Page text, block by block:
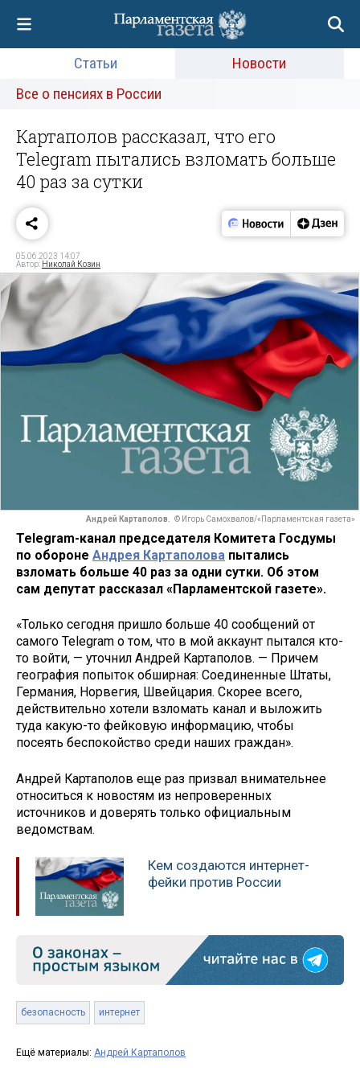
Статьи
Новости
Все о пенсиях в России
Картаполов рассказал, что его
Telegram пытались взломать больше
40 раз за сутки
05.06.2023 14:07
Автор: Николай Козин
Андрей Картаполов. © Игорь Самохвалов/«Парламентская газета»
Telegram-канал председателя Комитета Госдумы
по обороне Андрея Картаполова пытались
взломать больше 40 раз за одни сутки. Об этом
сам депутат рассказал «Парламентской газете».
«Только сегодня пришло больше 40 сообщений от
самого Telegram о том, что в мой аккаунт пытался кто-
то войти, — уточнил Андрей Картаполов. — Причем
география попыток обширная: Соединенные Штаты,
Германия, Норвегия, Швейцария. Скорее всего,
действительно хотели взломать канал и выложить
туда какую-то фейковую информацию, чтобы
посеять беспокойство среди наших граждан».
Андрей Картаполов еще раз призвал внимательнее
относиться к новостям из непроверенных
источников и доверять только официальным
ведомствам.
Кем создаются интернет-
фейки против России
безопасность интернет
Ещё материалы: Андрей Картаполов